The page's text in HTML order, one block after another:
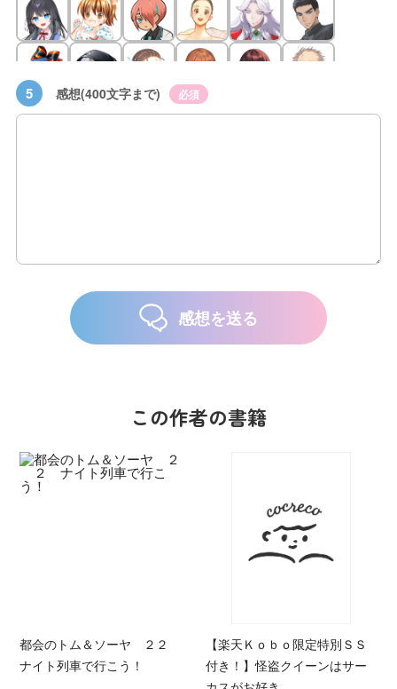
5 感想(400文字まで) 必須
感想を送る
この作者の書籍
都会のトム＆ソーヤ ２２
ナイト列車で行こう！
【楽天Ｋｏｂｏ限定特別ＳＳ
付き！】怪盗クイーンはサー